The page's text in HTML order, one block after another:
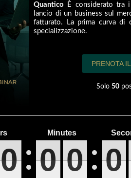
Quantico
È considerato tra
lancio di un business sul
fatturato.
La prima curva di
specializzazione.
PRENOTA
Solo 50
0
0
0
0 0
0
0
0 0
0
0
0 0
0
0
0